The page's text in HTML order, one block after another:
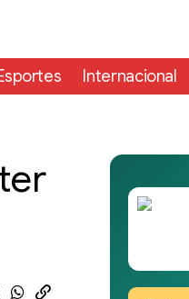
Internacional